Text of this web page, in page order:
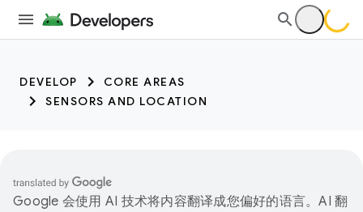
trait:citc
DEVELOP
CORE AREAS
SENSORS AND LOCATION
Google 会使用 AI 技术将内容翻译成您偏好的语言。AI 翻